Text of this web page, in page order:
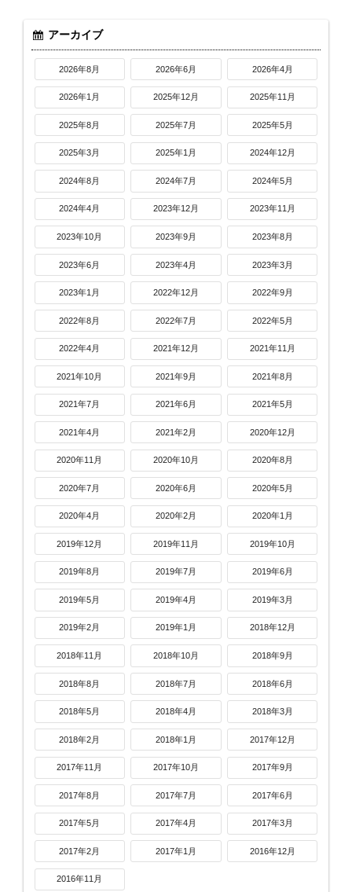
アーカイブ
2026年8月 2026年6月 2026年4月
2026年1月 2025年12月 2025年11月
2025年8月 2025年7月 2025年5月
2025年3月 2025年1月 2024年12月
2024年8月 2024年7月 2024年5月
2024年4月 2023年12月 2023年11月
2023年10月 2023年9月 2023年8月
2023年6月 2023年4月 2023年3月
2023年1月 2022年12月 2022年9月
2022年8月 2022年7月 2022年5月
2022年4月 2021年12月 2021年11月
2021年10月 2021年9月 2021年8月
2021年7月 2021年6月 2021年5月
2021年4月 2021年2月 2020年12月
2020年11月 2020年10月 2020年8月
2020年7月 2020年6月 2020年5月
2020年4月 2020年2月 2020年1月
2019年12月 2019年11月 2019年10月
2019年8月 2019年7月 2019年6月
2019年5月 2019年4月 2019年3月
2019年2月 2019年1月 2018年12月
2018年11月 2018年10月 2018年9月
2018年8月 2018年7月 2018年6月
2018年5月 2018年4月 2018年3月
2018年2月 2018年1月 2017年12月
2017年11月 2017年10月 2017年9月
2017年8月 2017年7月 2017年6月
2017年5月 2017年4月 2017年3月
2017年2月 2017年1月 2016年12月
2016年11月